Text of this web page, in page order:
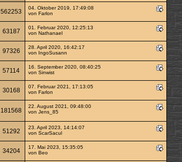
562253
04. Oktober 2019, 17:49:08
von Farlon
63187
01. Februar 2020, 12:25:13
von Nathanael
97326
28. April 2020, 16:42:17
von IngoSusann
57114
16. September 2020, 08:40:25
von Sinwist
30168
07. Februar 2021, 17:13:05
von Farlon
181568
22. August 2021, 09:48:00
von Jens_85
51292
23. April 2023, 14:14:07
von ScarSacul
34204
17. Mai 2023, 15:35:05
von Beo